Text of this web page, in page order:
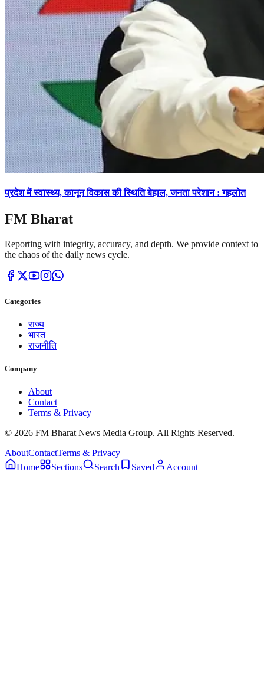
प्रदेश में स्वास्थ्य, कानून विकास की स्थिति बेहाल, जनता परेशान : गहलोत
FM Bharat
Reporting with integrity, accuracy, and depth. We provide context to
the chaos of the daily news cycle.
Categories
राज्य
भारत
राजनीति
Company
About
Contact
Terms & Privacy
© 2026 FM Bharat News Media Group. All Rights Reserved.
AboutContactTerms & Privacy
Home
Sections Search Saved Account